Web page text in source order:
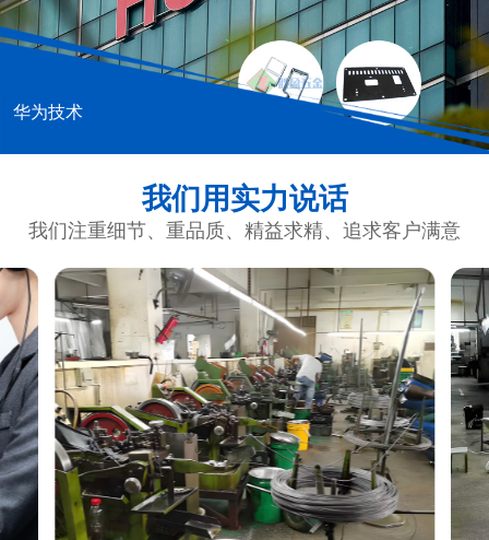
华为技术
我们用实力说话
我们注重细节、重品质、精益求精、追求客户满意